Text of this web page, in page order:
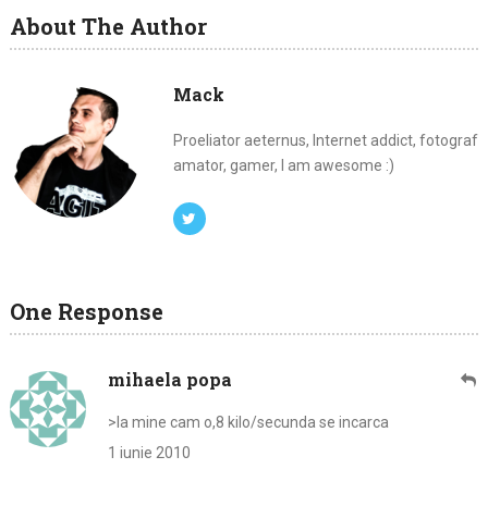
About The Author
Mack
Proeliator aeternus, Internet addict, fotograf
amator, gamer, I am awesome :)
One Response
mihaela popa
>la mine cam o,8 kilo/secunda se incarca
1 iunie 2010